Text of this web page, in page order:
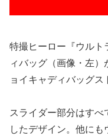
特撮ヒーロー『ウルト
ィバッグ（画像・左
ョイキャディバッグス
スライダー部分はすべ
したデザイン。他に